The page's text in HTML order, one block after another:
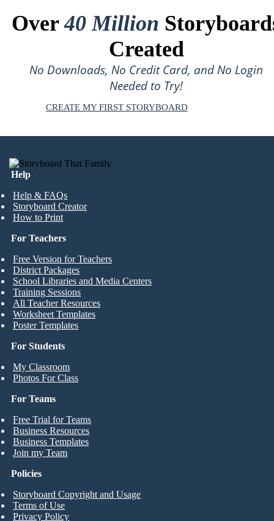
Over40 Million
Created
No Downloads, No Credit Card, and No Login
Needed to Try!
CREATE MY FIRST STORYBOARD
Help
Help & FAQs
Storyboard Creator
How to Print
For Students
My Classroom
Photos For Class
For Teachers
Free Version for Teachers
District Packages
School Libraries and Media Centers
Training Sessions
All Teacher Resources
Worksheet Templates
Poster Templates
For Teams
Free Trial for Teams
Business Resources
Business Templates
Join my Team
Policies
Storyboard Copyright and Usage
Terms of Use
Privacy Policy